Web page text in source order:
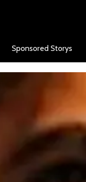
Sponsored Storys